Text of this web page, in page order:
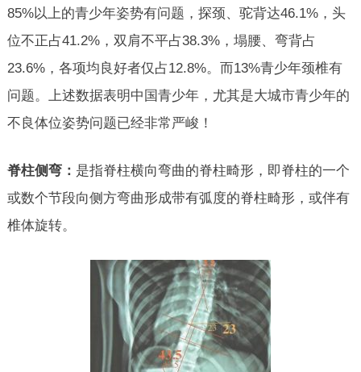
85%以上的青少年姿势有问题，探颈、驼背达46.1%，头
位不正占41.2%，双肩不平占38.3%，塌腰、弯背占
23.6%，各项均良好者仅占12.8%。而13%青少年颈椎有
问题。上述数据表明中国青少年，尤其是大城市青少年的
不良体位姿势问题已经非常严峻！
脊柱侧弯： 是指脊柱横向弯曲的脊柱畸形，即脊柱的一个
或数个节段向侧方弯曲形成带有弧度的脊柱畸形，或伴有
椎体旋转。